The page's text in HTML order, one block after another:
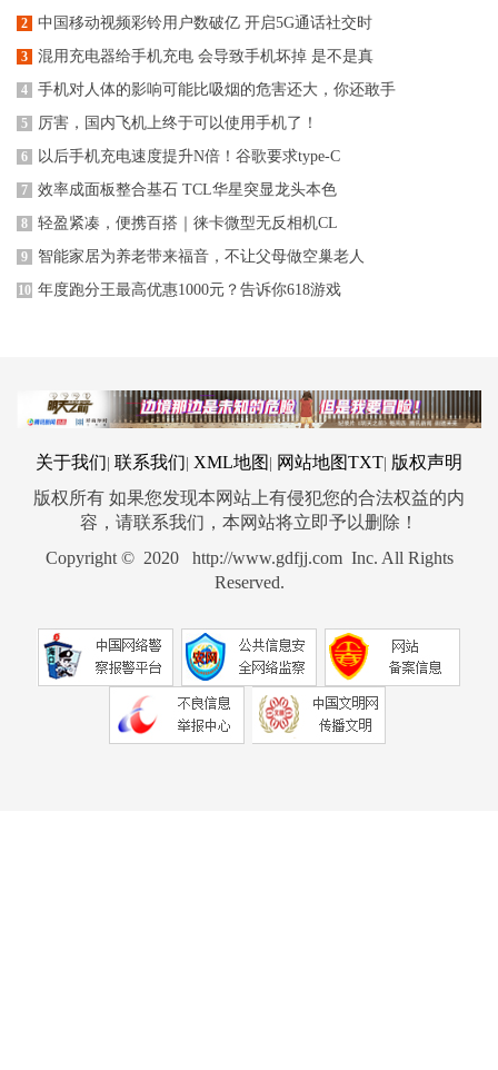
2 中国移动视频彩铃用户数破亿 开启5G通话社交时
3 混用充电器给手机充电 会导致手机坏掉 是不是真
4 手机对人体的影响可能比吸烟的危害还大，你还敢手
5 厉害，国内飞机上终于可以使用手机了！
6 以后手机充电速度提升N倍！谷歌要求type-C
7 效率成面板整合基石 TCL华星突显龙头本色
8 轻盈紧凑，便携百搭｜徕卡微型无反相机CL
9 智能家居为养老带来福音，不让父母做空巢老人
10 年度跑分王最高优惠1000元？告诉你618游戏
关于我们 联系我们 XML地图 网站地图TXT 版权声明
版权所有 如果您发现本网站上有侵犯您的合法权益的内
容，请联系我们，本网站将立即予以删除！
Copyright © 2020 http://www.gdfjj.com Inc. All Rights
Reserved.